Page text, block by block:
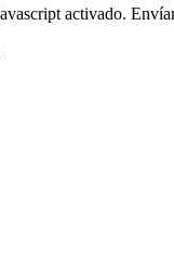
activado.